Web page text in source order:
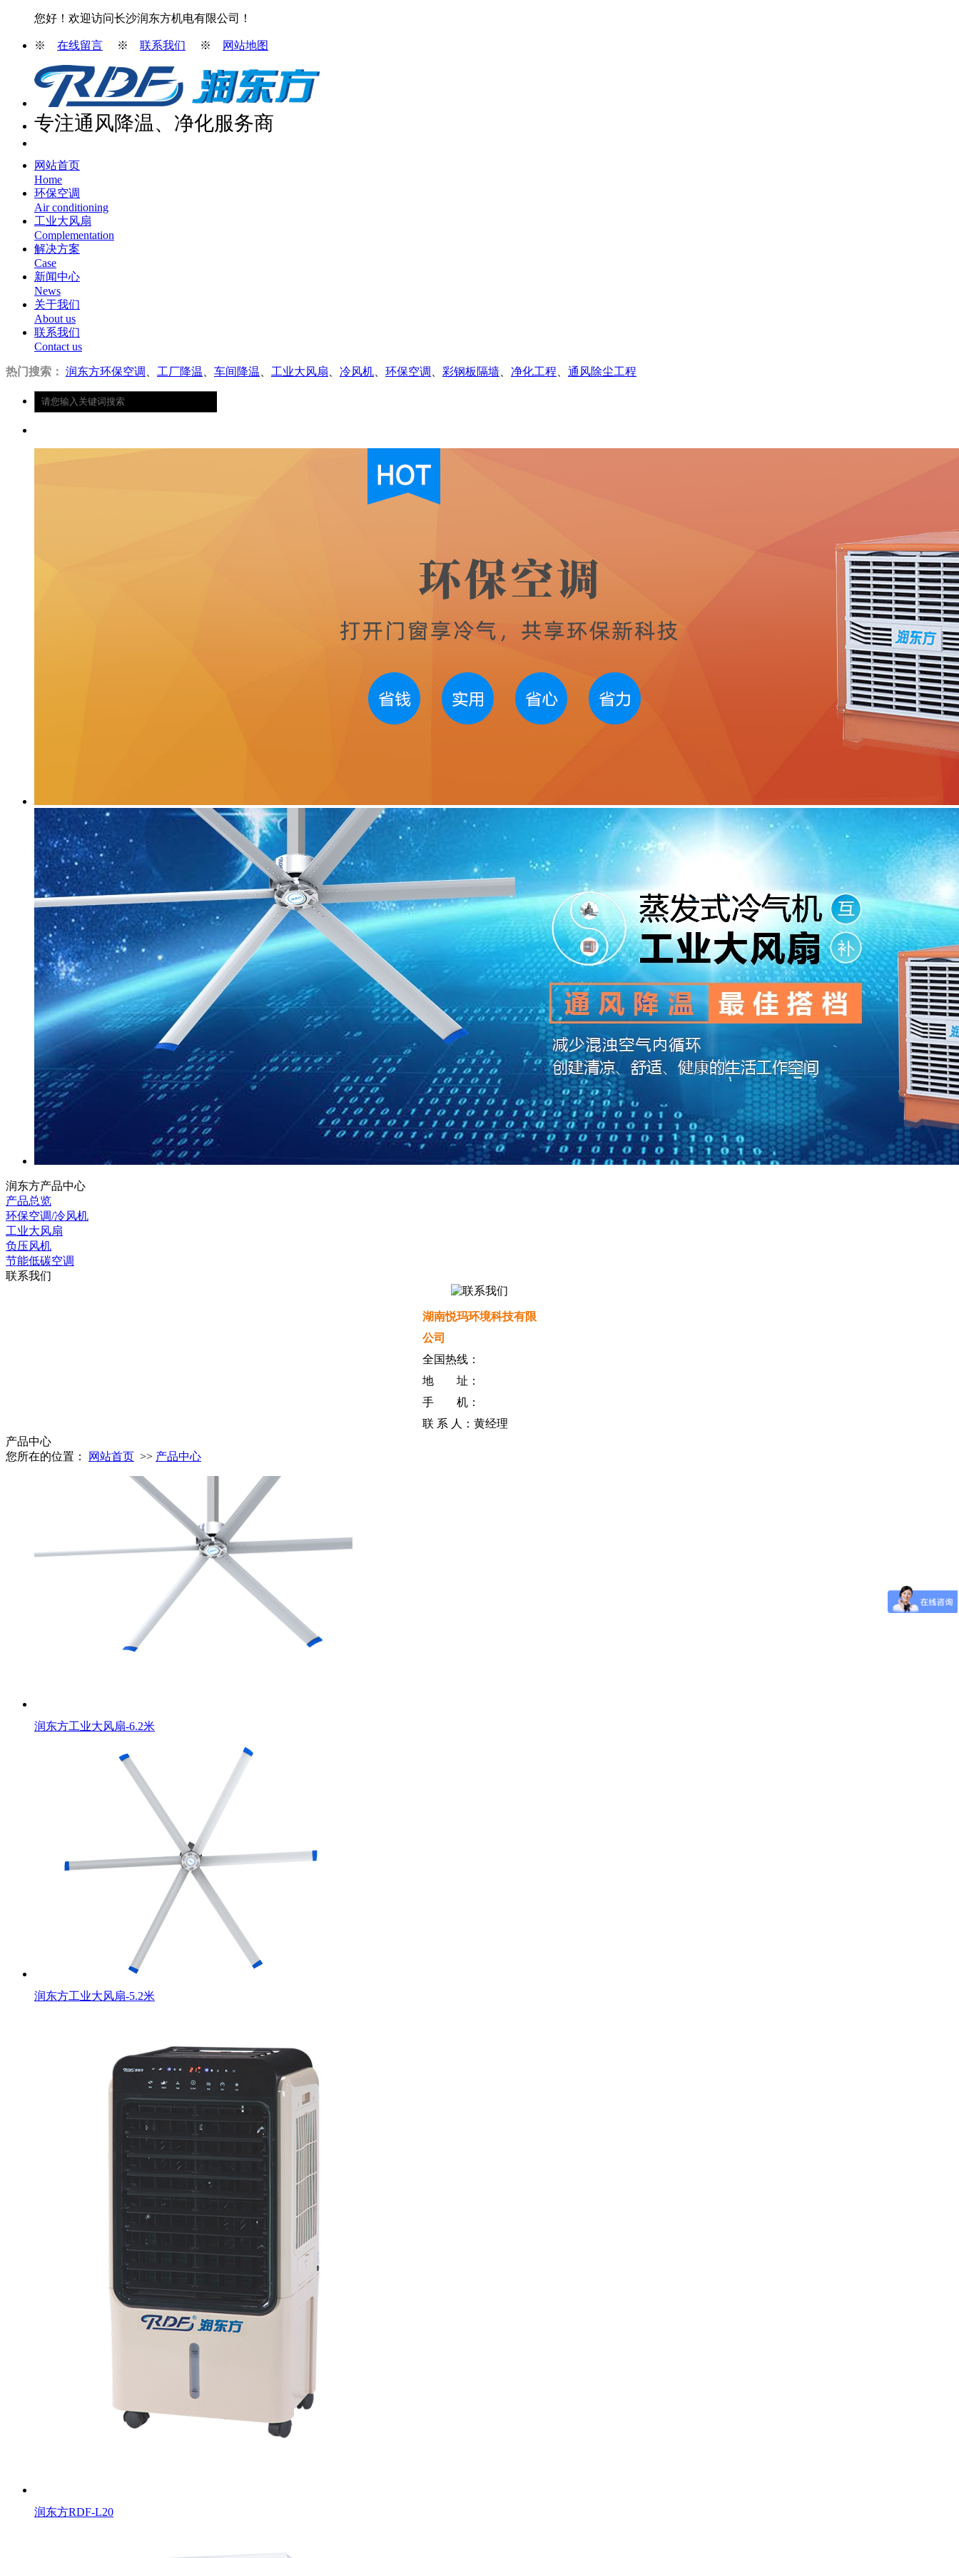
您好！欢迎访问长沙润东方机电有限公司！
※ 在线留言 ※ 联系我们 ※ 网站地图
专注通风降温、净化服务商
网站首页
Home
环保空调
Air conditioning
工业大风扇
Complementation
解决方案
Case
新闻中心
News
关于我们
About us
联系我们
Contact us
热门搜索： 润东方环保空调 工厂降温 车间降温 工业大风扇 冷风机 环保空调 彩钢板隔墙 净化工程 通风除尘工程
润东方产品中心
产品总览
环保空调/冷风机
工业大风扇
负压风机
节能低碳空调
联系我们
湖南悦玛环境科技有限
公司
全国热线：
地 址：
手 机：
联 系 人：黄经理
产品中心
您所在的位置：
网站首页 >> 产品中心
润东方工业大风扇-6.2米
润东方工业大风扇-5.2米
润东方RDF-L20